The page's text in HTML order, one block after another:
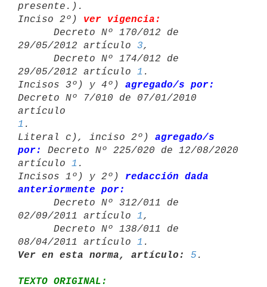
presente.).
Inciso 2º) ver vigencia:
29/05/2012 artículo 3,
29/05/2012 artículo 1 .
Incisos 3º) y 4º) agregado/s por:
Decreto Nº 7/010 de 07/01/2010
1 .
Literal c), inciso 2º) agregado/s
por:
Decreto Nº 225/020 de 12/08/2020
artículo 1 .
Incisos 1º) y 2º) redacción dada
anteriormente por:
02/09/2011 artículo 1 ,
08/04/2011 artículo 1
Ver en esta norma, artículo:
5
TEXTO ORIGINAL: